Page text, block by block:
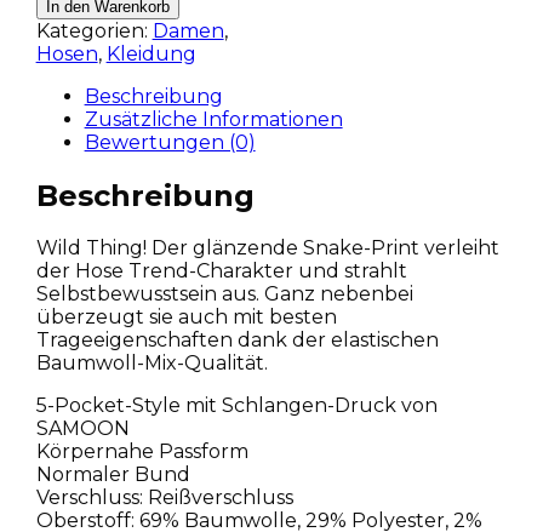
In den Warenkorb
Kategorien: Damen,
Hosen, Kleidung
Beschreibung
Zusätzliche Informationen
Bewertungen (0)
Beschreibung
Wild Thing! Der glänzende Snake-Print verleiht
der Hose Trend-Charakter und strahlt
Selbstbewusstsein aus. Ganz nebenbei
überzeugt sie auch mit besten
Trageeigenschaften dank der elastischen
Baumwoll-Mix-Qualität.
5-Pocket-Style mit Schlangen-Druck von
SAMOON
Körpernahe Passform
Normaler Bund
Verschluss: Reißverschluss
Oberstoff: 69% Baumwolle, 29% Polyester, 2%